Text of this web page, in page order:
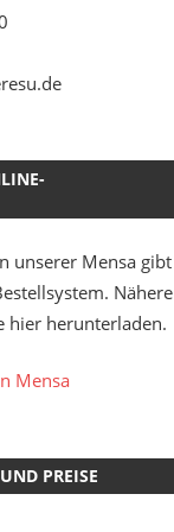
unserer Mensa gibt
Nähere
hier herunterladen.
Mensa
PREISE